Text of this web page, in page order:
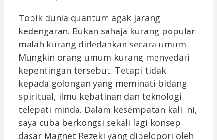
Topik dunia quantum agak jarang
kedengaran. Bukan sahaja kurang popular
malah kurang didedahkan secara umum.
Mungkin orang umum kurang menyedari
kepentingan tersebut. Tetapi tidak
kepada golongan yang meminati bidang
spiritual, ilmu kebatinan dan teknologi
telepati minda. Dalam kesempatan kali ini,
saya cuba berkongsi sekali lagi konsep
dasar Magnet Rezeki yang dipelopori oleh